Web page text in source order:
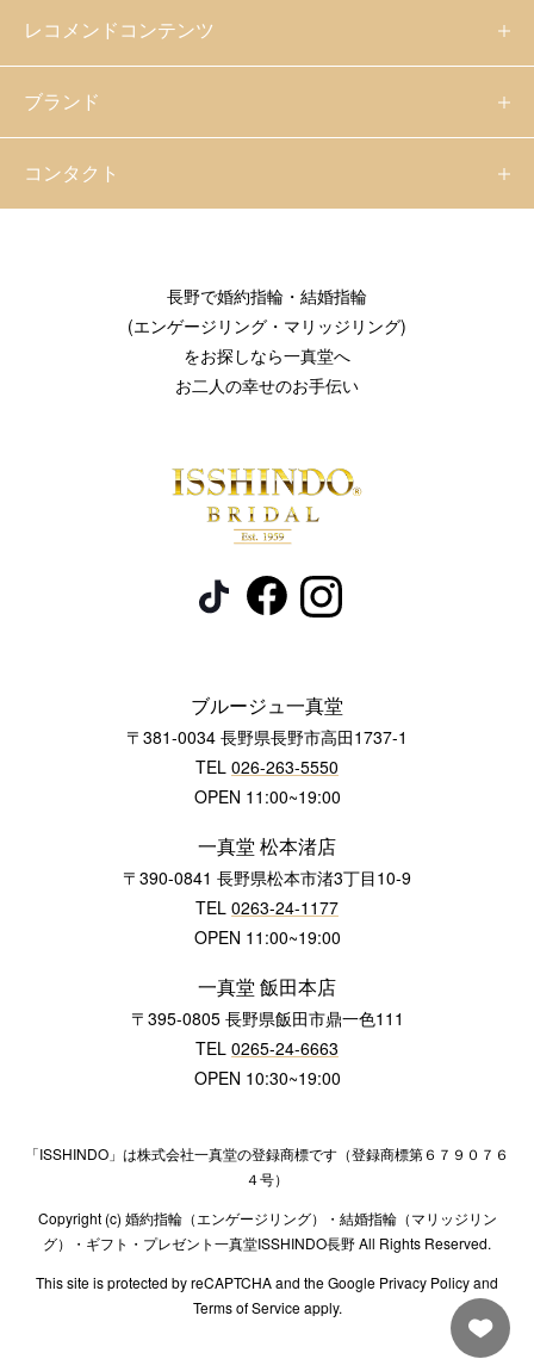
レコメンドコンテンツ
ブランド
コンタクト
長野で婚約指輪・結婚指輪
(エンゲージリング・マリッジリング)
をお探しなら一真堂へ
お二人の幸せのお手伝い
ブルージュ一真堂
〒381-0034 長野県長野市高田1737-1
TEL 026-263-5550
OPEN 11:00~19:00
一真堂 松本渚店
〒390-0841 長野県松本市渚3丁目10-9
TEL 0263-24-1177
OPEN 11:00~19:00
一真堂 飯田本店
〒395-0805 長野県飯田市鼎一色111
TEL 0265-24-6663
OPEN 10:30~19:00
「ISSHINDO」は株式会社一真堂の登録商標です（登録商標第６７９０７６
４号）
Copyright (c) 婚約指輪（エンゲージリング）・結婚指輪（マリッジリン
グ）・ギフト・プレゼント一真堂ISSHINDO長野 All Rights Reserved.
This site is protected by reCAPTCHA and the Google Privacy Policy and
Terms of Service apply.